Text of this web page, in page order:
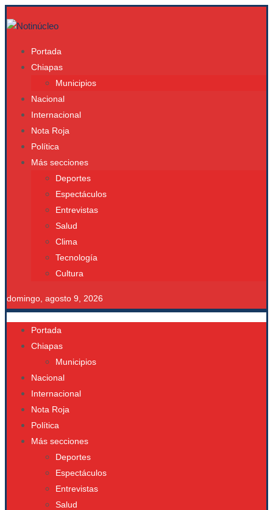
Portada
Chiapas
Municipios
Nacional
Internacional
Nota Roja
Política
Más secciones
Deportes
Espectáculos
Entrevistas
Salud
Clima
Tecnología
Cultura
domingo, agosto 9, 2026
Portada
Chiapas
Municipios
Nacional
Internacional
Nota Roja
Política
Más secciones
Deportes
Espectáculos
Entrevistas
Salud